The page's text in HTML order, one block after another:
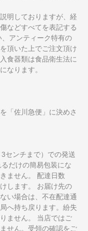
明しておりますが、経
などすべてを表記する
アンティーク特有の
頂いた上でご注文頂け
食器類は食品衛生法に
なります。
「佐川急便」に決めさ
センチまで）での発送
だけの簡易包装にな
ません。 配達日数
します。 お届け先の
い場合は、不在配達通
へ持ち戻ります。紛失
ません。 当店ではご
せん。受領の確認をご